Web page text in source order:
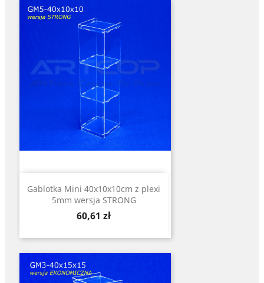
Gablotka Mini 40x10x10cm z plexi
5mm wersja STRONG
Cena
60,61 zł